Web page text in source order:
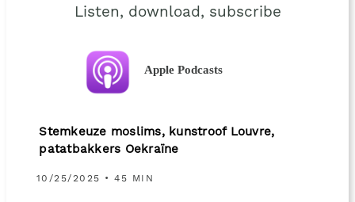
Listen, download, subscribe
Apple Podcasts
Stemkeuze moslims, kunstroof Louvre,
patatbakkers Oekraïne
10/25/2025 • 45 MIN